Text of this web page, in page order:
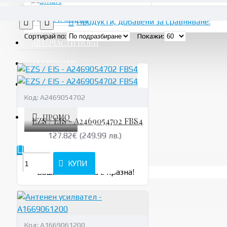
АВТОЧАСТИ НОВИ
АКСЕСОАРИ
УСЛУГИ
ПРОМО
Вашата количка е празна!
Продукти, добавени за сравняване:
Сортирай по: Покажи:
Код: A2469054702
EZS / EIS - A2469054702 FBS4
127.82€ (249.99 лв.)
КУПИ
Код: A1669061200